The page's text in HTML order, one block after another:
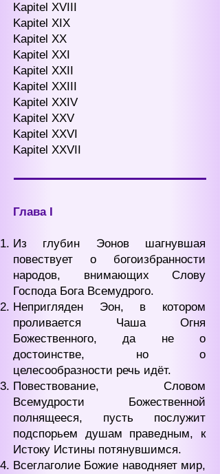
Kapitel XVIII
Kapitel XIX
Kapitel XX
Kapitel XXI
Kapitel XXII
Kapitel XXIII
Kapitel XXIV
Kapitel XXV
Kapitel XXVI
Kapitel XXVII
Глава I
Из глубин Эонов шагнувшая
повествует о богоизбранности
народов, внимающих Слову
Господа Бога Всемудрого.
Непригляден Эон, в котором
проливается Чаша Огня
Божественного, да не о
достоинстве, но о
целесообразности речь идёт.
Повествование, Словом
Всемудрости Божественной
полнящееся, пусть послужит
подспорьем душам праведным, к
Истоку Истины потянувшимся.
Всеглаголие Божие наводняет мир,